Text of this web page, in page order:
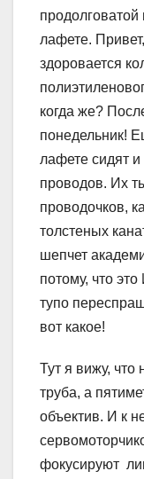
лафете.
здоровается
когда же?
понедельник!
лафете сидят
проводов. Их
проводочков,
толстеных
шепчет
потому, что
тупо
вот какое!
Тут я вижу, что
труба, а
объектив. И к
фокусируют